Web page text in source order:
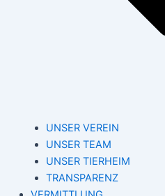
UNSER VEREIN
UNSER TEAM
UNSER TIERHEIM
TRANSPARENZ